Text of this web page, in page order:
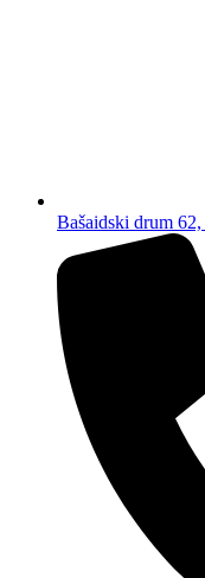
Bašaidski drum